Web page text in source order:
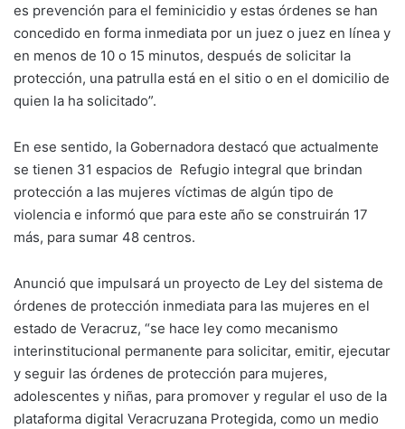
es prevención para el feminicidio y estas órdenes se han
concedido en forma inmediata por un juez o juez en línea y
en menos de 10 o 15 minutos, después de solicitar la
protección, una patrulla está en el sitio o en el domicilio de
quien la ha solicitado”.
En ese sentido, la Gobernadora destacó que actualmente
se tienen 31 espacios de Refugio integral que brindan
protección a las mujeres víctimas de algún tipo de
violencia e informó que para este año se construirán 17
más, para sumar 48 centros.
Anunció que impulsará un proyecto de Ley del sistema de
órdenes de protección inmediata para las mujeres en el
estado de Veracruz, “se hace ley como mecanismo
interinstitucional permanente para solicitar, emitir, ejecutar
y seguir las órdenes de protección para mujeres,
adolescentes y niñas, para promover y regular el uso de la
plataforma digital Veracruzana Protegida, como un medio